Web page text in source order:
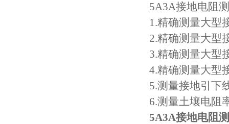
5A3A接地电阻
1.精确测量大型
2.精确测量大型
3.精确测量大型
4.精确测量大型
5.测量接地引下
6.测量土壤电阻
5A3A接地电阻